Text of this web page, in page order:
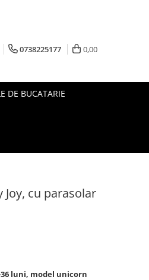
0738225177 0,00
DE BUCATARIE
cu parasolar
luni, model unicorn